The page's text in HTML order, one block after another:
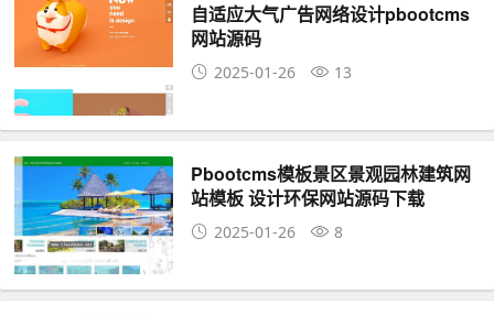
自适应大气广告网络设计pbootcms
网站源码
2025-01-26 13
Pbootcms模板景区景观园林建筑网
站模板 设计环保网站源码下载
2025-01-26 8